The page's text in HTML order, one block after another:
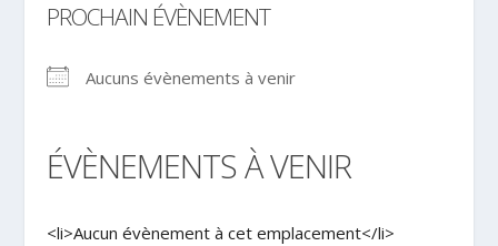
PROCHAIN ÉVÈNEMENT
Aucuns évènements à venir
ÉVÈNEMENTS À VENIR
<li>Aucun évènement à cet emplacement</li>